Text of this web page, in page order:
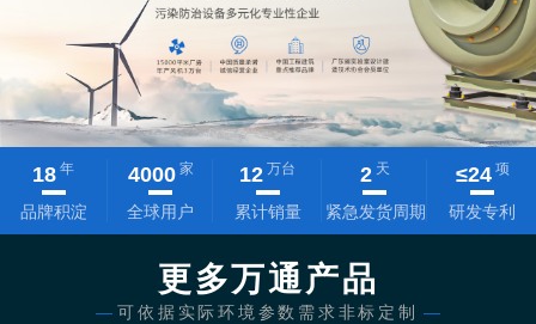
18 年
品牌积淀
4000家
全球用户
12 万台
累计销量
2 天
紧急发货周期
≤24 项
研发专利
更多万通产品
— 可依据实际环境参数需求非标定制 —